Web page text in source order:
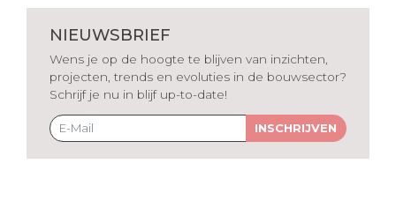
NIEUWSBRIEF
Wens je op de hoogte te blijven van inzichten,
projecten, trends en evoluties in de bouwsector?
Schrijf je nu in blijf up-to-date!
INSCHRIJVEN